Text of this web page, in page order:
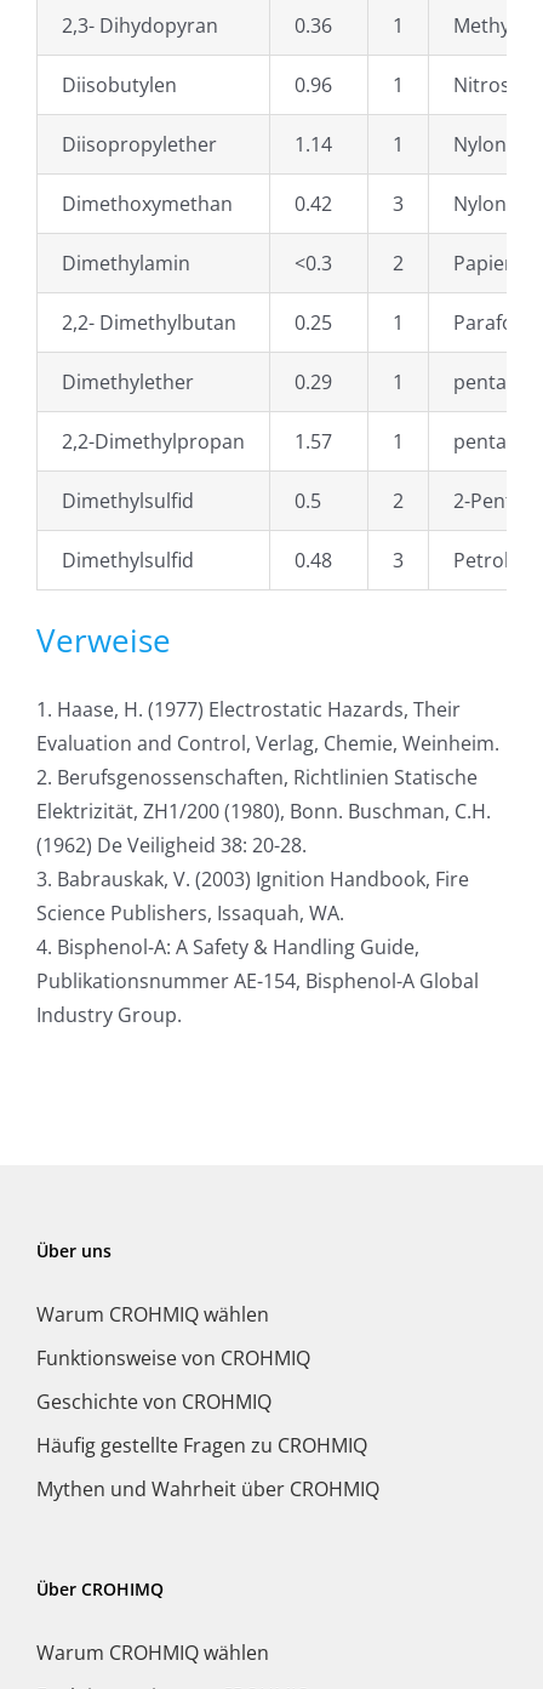
2,3- Dihydopyran 0.36 1
Diisobutylen 0.96 1
Diisopropylether 1.14 1 Nylon
Dimethoxymethan 0.42 3 Nylon
Dimethylamin <0.3 2
2,2- Dimethylbutan 0.25 1
Dimethylether 0.29 1
2,2-Dimethylpropan 1.57 1 pentane
Dimethylsulfid 0.5 2 2-Penten
Dimethylsulfid 0.48 3
Verweise
1. Haase, H. (1977) Electrostatic Hazards, Their
Evaluation and Control, Verlag, Chemie, Weinheim.
2. Berufsgenossenschaften, Richtlinien Statische
Elektrizität, ZH1/200 (1980), Bonn. Buschman, C.H.
(1962) De Veiligheid 38: 20-28.
3. Babrauskak, V. (2003) Ignition Handbook, Fire
Science Publishers, Issaquah, WA.
4. Bisphenol-A: A Safety & Handling Guide,
Publikationsnummer AE-154, Bisphenol-A Global
Industry Group.
Über uns
Warum CROHMIQ wählen
Funktionsweise von CROHMIQ
Geschichte von CROHMIQ
Häufig gestellte Fragen zu CROHMIQ
Mythen und Wahrheit über CROHMIQ
Über CROHIMQ
Warum CROHMIQ wählen